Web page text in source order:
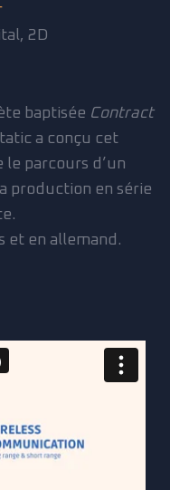
2D
baptisée Contract
a conçu cet
parcours d’un
production en série
et en allemand.